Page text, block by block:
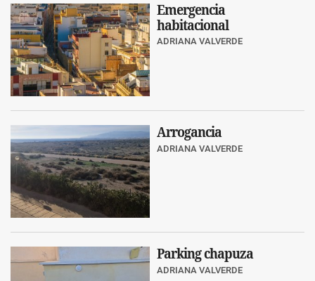
Emergencia
habitacional
ADRIANA VALVERDE
Arrogancia
ADRIANA VALVERDE
Parking chapuza
ADRIANA VALVERDE